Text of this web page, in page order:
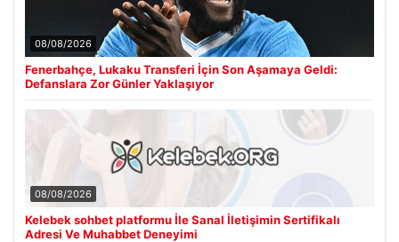
08/08/2026
Fenerbahçe, Lukaku Transferi İçin Son Aşamaya Geldi:
Defanslara Zor Günler Yaklaşıyor
08/08/2026
Kelebek sohbet platformu İle Sanal İletişimin Sertifikalı
Adresi Ve Muhabbet Deneyimi